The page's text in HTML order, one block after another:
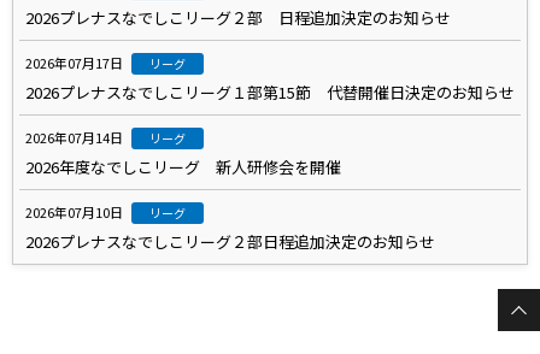
2026プレナスなでしこリーグ２部 日程追加決定のお知らせ
2026年07月17日 リーグ
2026プレナスなでしこリーグ１部第15節 代替開催日決定のお知らせ
2026年07月14日 リーグ
2026年度なでしこリーグ 新人研修会を開催
2026年07月10日 リーグ
2026プレナスなでしこリーグ２部日程追加決定のお知らせ